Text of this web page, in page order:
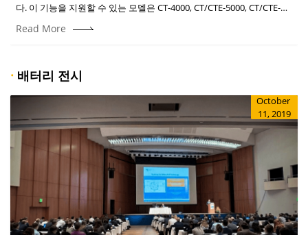
다. 이 기능을 지원할 수 있는 모델은 CT-4000, CT/CTE-5000, CT/CTE-
Read More
· 배터리 전시
October
11, 2019